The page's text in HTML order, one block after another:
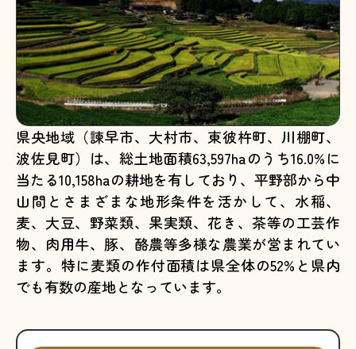
県央地域（諫早市、大村市、東彼杵町、川棚町、
波佐見町）は、総土地面積63,597haのうち16.0%に
当たる10,158haの耕地を有しており、平野部から中
山間とさまざまな地形条件を活かして、水稲、
麦、大豆、野菜類、果実類、花き、茶等の工芸作
物、肉用牛、豚、酪農等多様な農業が営まれてい
ます。特に麦類の作付面積は県全体の52%と県内
でも有数の産地となっています。